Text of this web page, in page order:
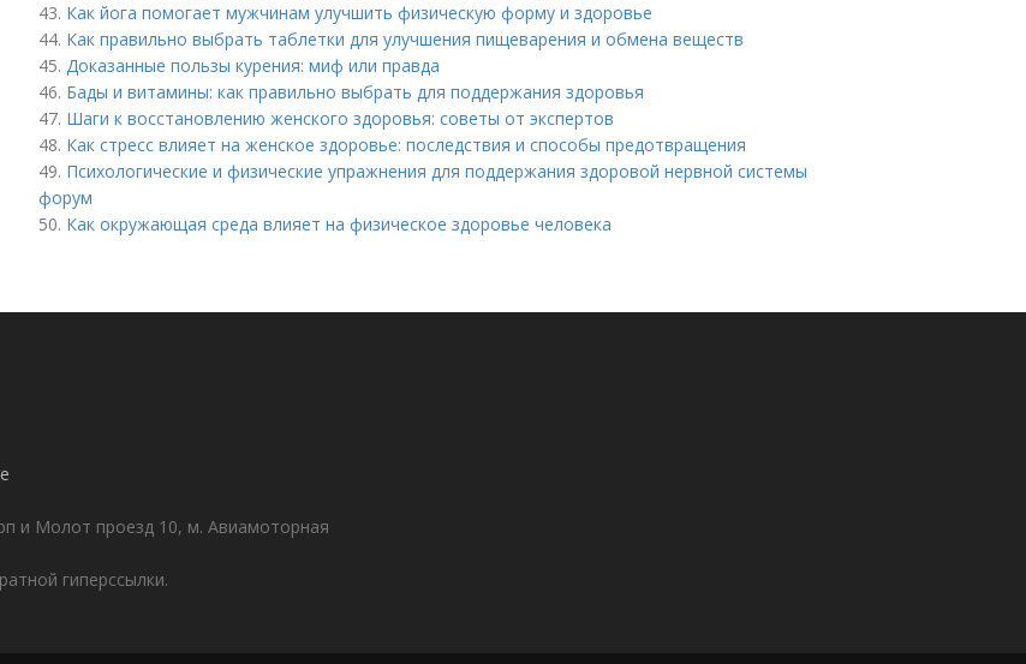
43. Как йога помогает мужчинам улучшить физическую форму и здоровье
44. Как правильно выбрать таблетки для улучшения пищеварения и обмена веществ
45. Доказанные пользы курения: миф или правда
46. Бады и витамины: как правильно выбрать для поддержания здоровья
47. Шаги к восстановлению женского здоровья: советы от экспертов
48. Как стресс влияет на женское здоровье: последствия и способы предотвращения
49. Психологические и физические упражнения для поддержания здоровой нервной системы
форум
50. Как окружающая среда влияет на физическое здоровье человека
и Молот проезд 10, м. Авиамоторная
гиперссылки.